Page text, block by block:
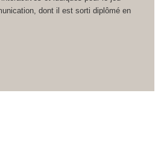
dont il est sorti diplômé en